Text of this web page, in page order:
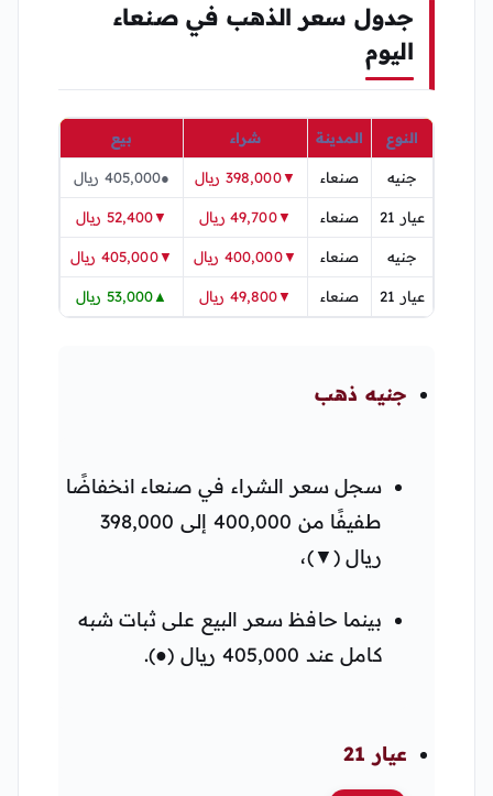
جدول سعر الذهب في صنعاء
اليوم
النوع المدينة شراء بيع
جنيه صنعاء ▼398,000 ريال ●405,000 ريال
عيار 21 صنعاء ▼49,700 ريال ▼52,400 ريال
جنيه صنعاء ▼400,000 ريال ▼405,000 ريال
عيار 21 صنعاء ▼49,800 ريال ▲53,000 ريال
جنيه ذهب
سجل سعر الشراء في صنعاء انخفاضًا
طفيفًا من 400,000 إلى 398,000
ريال (▼)،
بينما حافظ سعر البيع على ثبات شبه
كامل عند 405,000 ريال (●).
عيار 21